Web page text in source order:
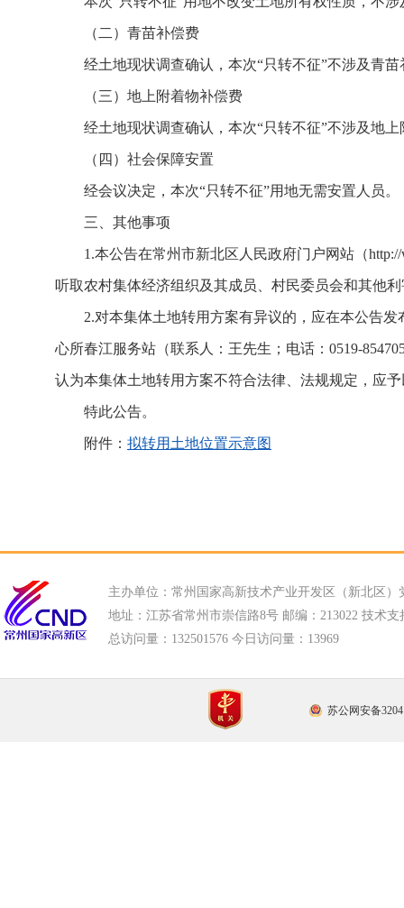
（二）青苗补偿费
经土地现状调查确认，本次“只转不征”不涉及青苗
（三）地上附着物补偿费
经土地现状调查确认，本次“只转不征”不涉及地
（四）社会保障安置
经会议决定，本次“只转不征”用地无需安置人员。
三、其他事项
1.本公告在常州市新北区人民政府门户网站（
听取农村集体经济组织及其成员、村民委员会和其他
2.对本集体土地转用方案有异议的，应在本公告
心所春江服务站（联系人：王先生；电话：0519-
认为本集体土地转用方案不符合法律、法规规定，应
特此公告。
附件： 拟转用土地位置示意图
主办单位：常州国家高新技术产业开发区（新北区）
地址：江苏省常州市崇信路8号 邮编：213022 技术支
总访问量： 132501576 今日访问量： 13969
苏公网安备